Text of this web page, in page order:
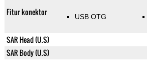
Fitur konektor USB OTG
SAR Head (U.S)
SAR Body (U.S)